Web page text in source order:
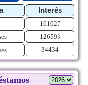
Interés
161027
126593
34434